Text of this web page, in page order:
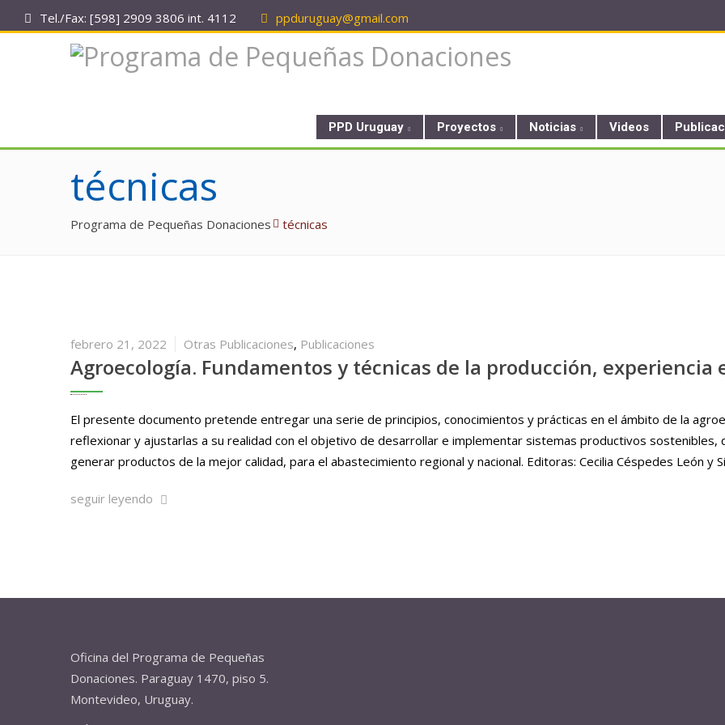
Tel./Fax: [598] 2909 3806 int. 4112 ppduruguay@gmail.com
PPD Uruguay Proyectos Noticias Videos
técnicas
Programa de Pequeñas Donaciones técnicas
febrero 21, 2022 Otras Publicaciones, Publicaciones
Agroecología. Fundamentos y técnicas de la producción, experiencia
El presente documento pretende entregar una serie de principios, conocimientos y prácticas en el ámbito de la
reflexionar y ajustarlas a su realidad con el objetivo de desarrollar e implementar sistemas productivos sostenibles,
generar productos de la mejor calidad, para el abastecimiento regional y nacional. Editoras: Cecilia Céspedes León y
seguir leyendo
Oficina del Programa de Pequeñas
Donaciones. Paraguay 1470, piso 5.
Montevideo, Uruguay.